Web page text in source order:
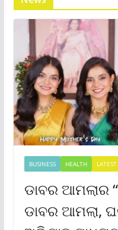
BUSINESS HEALTH LATEST
ଡାବର ଆମଲାର
ଡାବର ଆମଲା,